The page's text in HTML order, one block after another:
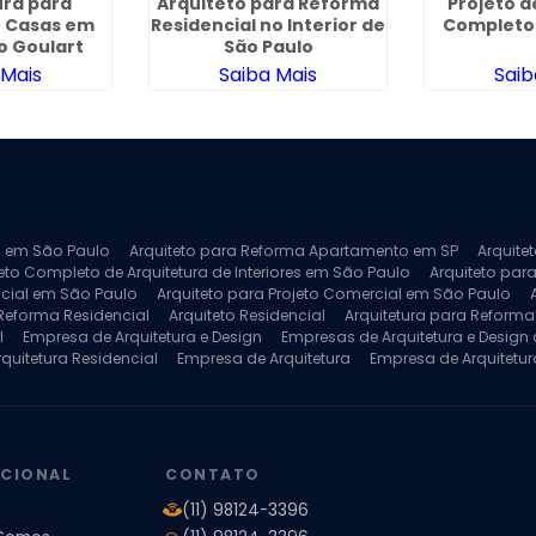
em
Goulart
Residencial no Interior de
São Paulo
Saiba Mais
em São Paulo Arquiteto para Reforma Apartamento em SP
Completo de Arquitetura de Interiores em São Paulo
Arquiteto
em São Paulo
Arquiteto para Projeto Comercial em São Paulo
Residencial
Arquiteto Residencial Arquitetura para
Empresa de Arquitetura e Design Empresas de Arquitetura e Design
Residencial
Empresa de Arquitetura Empresa de
CONTATO
(11) 98124-3396